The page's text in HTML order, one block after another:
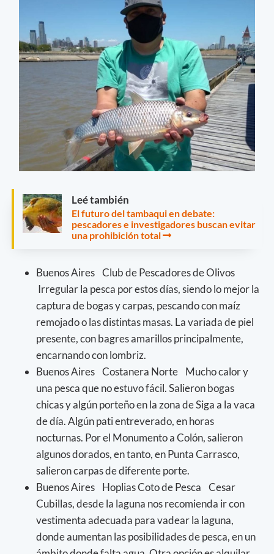
Leé también
El futuro del tambaqui en debate:
pescadores e investigadores buscan evitar
una prohibición total
Buenos Aires Club de Pescadores de Olivos
Irregular la pesca por estos días, siendo lo mejor la
captura de bogas y carpas, pescando con maíz
remojado o las distintas masas. La variada de piel
presente, con bagres amarillos principalmente,
encarnando con lombriz.
Buenos Aires Costanera Norte Mucho calor y
una pesca que no estuvo fácil. Salieron bogas
chicas y algún porteño en la zona de Siga a la vaca
de día. Algún pati entreverado, en horas
nocturnas. Por el Monumento a Colón, salieron
algunos dorados, en tanto, en Punta Carrasco,
salieron carpas de diferente porte.
Buenos Aires Hoplias Coto de Pesca Cesar
Cubillas, desde la laguna nos recomienda ir con
vestimenta adecuada para vadear la laguna,
donde aumentan las posibilidades de pesca, en un